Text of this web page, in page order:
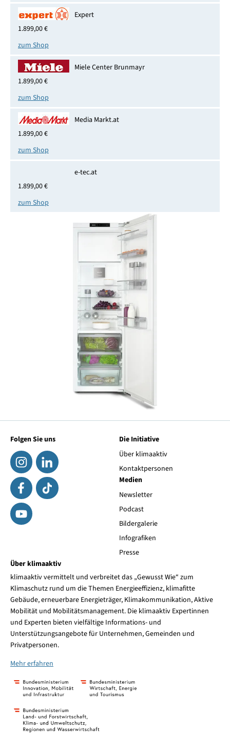
Expert
1.899,00 €
zum Shop
Miele Center Brunmayr
1.899,00 €
zum Shop
Media Markt.at
1.899,00 €
zum Shop
e-tec.at
1.899,00 €
zum Shop
Folgen Sie uns
Die Initiative
Über klimaaktiv
Kontaktpersonen
Medien
Newsletter
Podcast
Bildergalerie
Infografiken
Presse
Über klimaaktiv
klimaaktiv vermittelt und verbreitet das „Gewusst Wie“ zum
Klimaschutz rund um die Themen Energieeffizienz, klimafitte
Gebäude, erneuerbare Energieträger, Klimakommunikation, Aktive
Mobilität und Mobilitätsmanagement. Die klimaaktiv Expertinnen
und Experten bieten vielfältige Informations- und
Unterstützungsangebote für Unternehmen, Gemeinden und
Privatpersonen.
Mehr erfahren